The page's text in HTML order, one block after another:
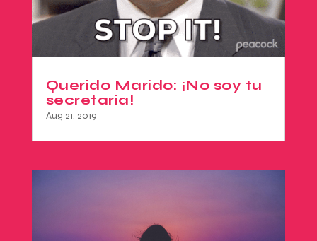
Querido Marido: ¡No soy tu
secretaria!
Aug 21, 2019